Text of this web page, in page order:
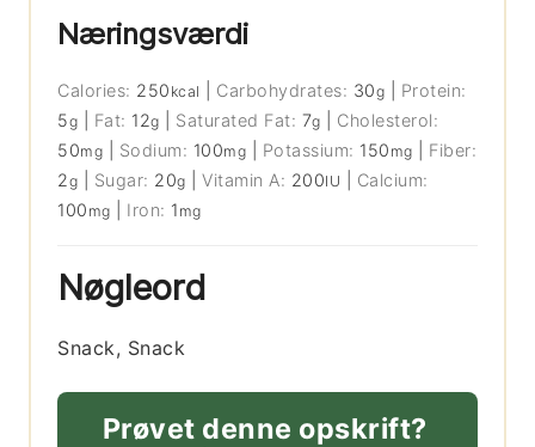
Næringsværdi
Calories: 250 kcal Carbohydrates: 30g
Protein:
5g Fat: 12g Saturated Fat: 7g
Cholesterol:
50mg Sodium: 100mg Potassium: 150 mg
Fiber:
2g Sugar: 20g |Vitamin A: 200IU
Calcium:
100 mg Iron: 1 mg
Nøgleord
Snack, Snack
Prøvet denne opskrift?